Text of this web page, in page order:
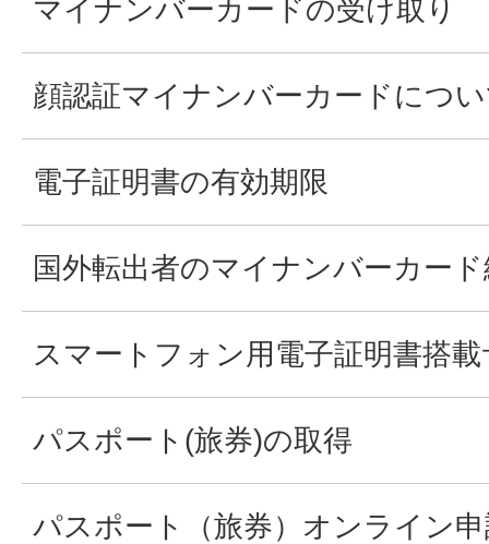
マイナンバーカードの受け取り
顔認証マイナンバーカードにつ
電子証明書の有効期限
国外転出者のマイナンバーカー
スマートフォン用電子証明書搭
パスポート(旅券)の取得
パスポート（旅券）オンライン